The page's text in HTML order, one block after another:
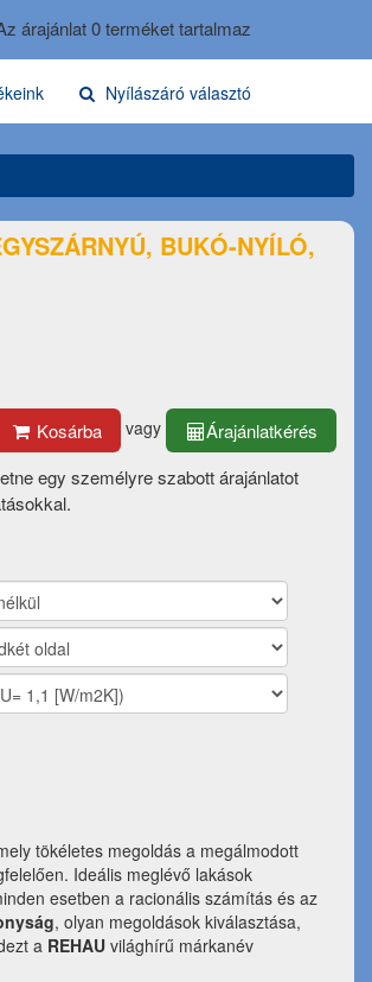
árajánlat 0 terméket tartalmaz
Nyílászáró választó
BUKÓ-NYÍLÓ,
Kosárba vagy
Árajánlatkérés
egy személyre szabott árajánlatot
tökéletes megoldás a megálmodott
Ideális meglévő lakások
esetben a racionális számítás és az
, olyan megoldások kiválasztása,
a REHAU világhírű márkanév